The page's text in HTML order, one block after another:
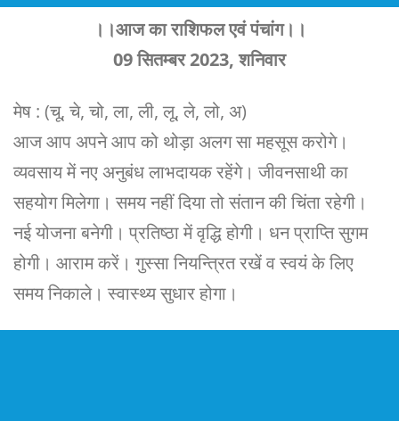
।।आज का राशिफल एवं पंचांग।।
09 सितम्बर 2023, शनिवार
मेष : (चू, चे, चो, ला, ली, लू, ले, लो, अ)
आज आप अपने आप को थोड़ा अलग सा महसूस करोगे।
व्यवसाय में नए अनुबंध लाभदायक रहेंगे। जीवनसाथी का
सहयोग मिलेगा। समय नहीं दिया तो संतान की चिंता रहेगी।
नई योजना बनेगी। प्रतिष्ठा में वृद्धि होगी। धन प्राप्ति सुगम
होगी। आराम करें। गुस्सा नियन्त्रित रखें व स्वयं के लिए
समय निकाले। स्वास्थ्य सुधार होगा।